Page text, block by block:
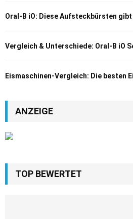
Oral-B iO: Diese Aufsteckbürsten gibt
Vergleich & Unterschiede: Oral-B iO
Eismaschinen-Vergleich: Die besten
ANZEIGE
TOP BEWERTET